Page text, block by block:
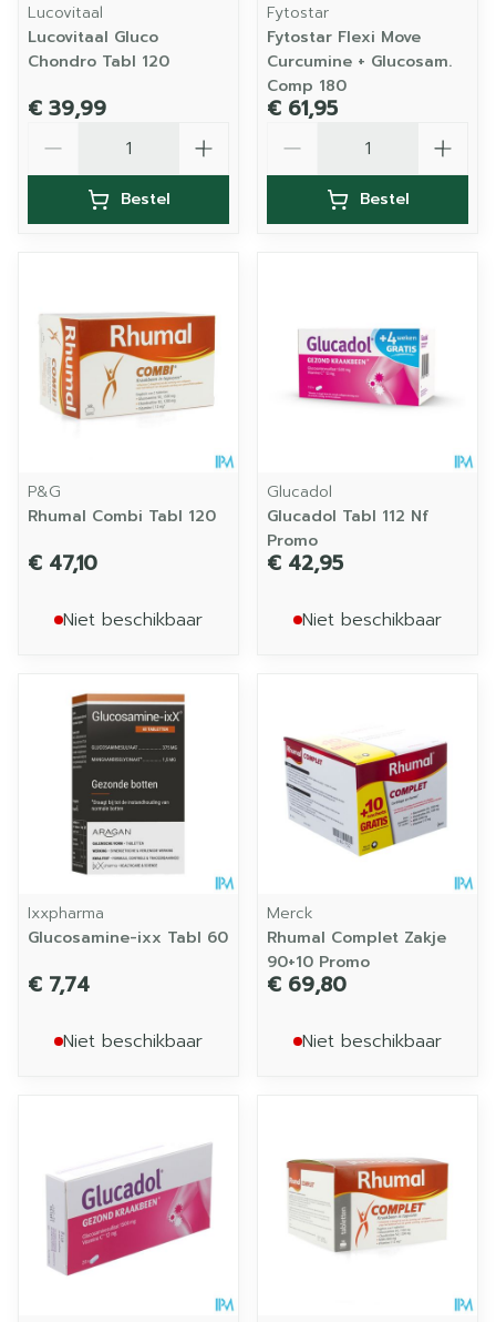
Lucovitaal
Lucovitaal Gluco
Chondro Tabl 120
€ 39,99
Bestel
Fytostar
Fytostar Flexi Move
Curcumine + Glucosam.
Comp 180
€ 61,95
Bestel
P&G
Rhumal Combi Tabl 120
€ 47,10
Niet beschikbaar
Glucadol
Glucadol Tabl 112 Nf
Promo
€ 42,95
Niet beschikbaar
Ixxpharma
Glucosamine-ixx Tabl 60
€ 7,74
Niet beschikbaar
Merck
Rhumal Complet Zakje
90+10 Promo
€ 69,80
Niet beschikbaar